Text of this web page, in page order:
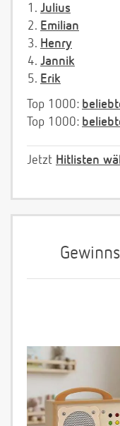
1. Julius
2. Emilian
3. Henry
4. Jannik
5. Erik
Top 1000:
Top 1000:
Jetzt Hitlisten